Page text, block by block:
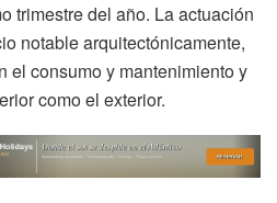
trimestre del año. La actuación
notable arquitectónicamente,
el consumo y mantenimiento y
como el exterior.